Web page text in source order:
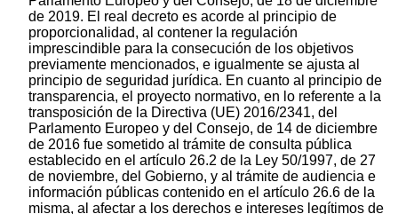
de 2019. El real decreto es acorde al principio de
proporcionalidad, al contener la regulación
imprescindible para la consecución de los objetivos
previamente mencionados, e igualmente se ajusta al
principio de seguridad jurídica. En cuanto al principio de
transparencia, el proyecto normativo, en lo referente a la
transposición de la Directiva (UE) 2016/2341, del
Parlamento Europeo y del Consejo, de 14 de diciembre
de 2016 fue sometido al trámite de consulta pública
establecido en el artículo 26.2 de la Ley 50/1997, de 27
de noviembre, del Gobierno, y al trámite de audiencia e
información públicas contenido en el artículo 26.6 de la
misma, al afectar a los derechos e intereses legítimos de